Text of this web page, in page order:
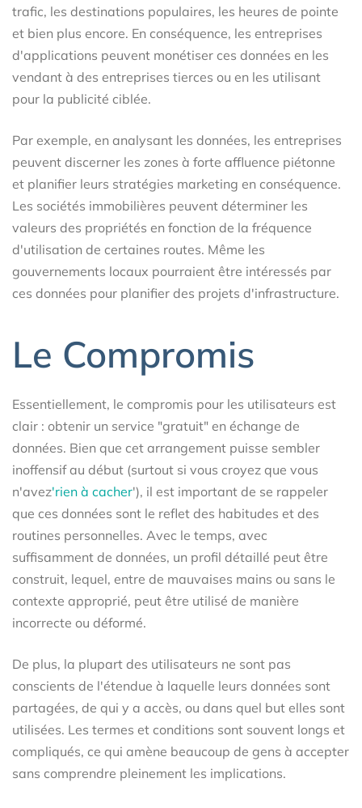
trafic, les destinations populaires, les heures de pointe
et bien plus encore. En conséquence, les entreprises
d'applications peuvent monétiser ces données en les
vendant à des entreprises tierces ou en les utilisant
pour la publicité ciblée.
Par exemple, en analysant les données, les entreprises
peuvent discerner les zones à forte affluence piétonne
et planifier leurs stratégies marketing en conséquence.
Les sociétés immobilières peuvent déterminer les
valeurs des propriétés en fonction de la fréquence
d'utilisation de certaines routes. Même les
gouvernements locaux pourraient être intéressés par
ces données pour planifier des projets d'infrastructure.
Le Compromis
Essentiellement, le compromis pour les utilisateurs est
clair : obtenir un service "gratuit" en échange de
données. Bien que cet arrangement puisse sembler
inoffensif au début (surtout si vous croyez que vous
n'avez'rien à cacher'), il est important de se rappeler
que ces données sont le reflet des habitudes et des
routines personnelles. Avec le temps, avec
suffisamment de données, un profil détaillé peut être
construit, lequel, entre de mauvaises mains ou sans le
contexte approprié, peut être utilisé de manière
incorrecte ou déformé.
De plus, la plupart des utilisateurs ne sont pas
conscients de l'étendue à laquelle leurs données sont
partagées, de qui y a accès, ou dans quel but elles sont
utilisées. Les termes et conditions sont souvent longs et
compliqués, ce qui amène beaucoup de gens à accepter
sans comprendre pleinement les implications.